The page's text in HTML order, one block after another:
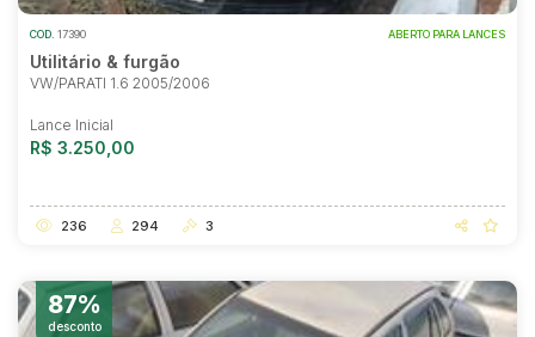
COD. 17390 ABERTO PARA LANCES
Utilitário & furgão
VW/PARATI 1.6 2005/2006
Lance Inicial
R$ 3.250,00
236 294 3
87%
desconto